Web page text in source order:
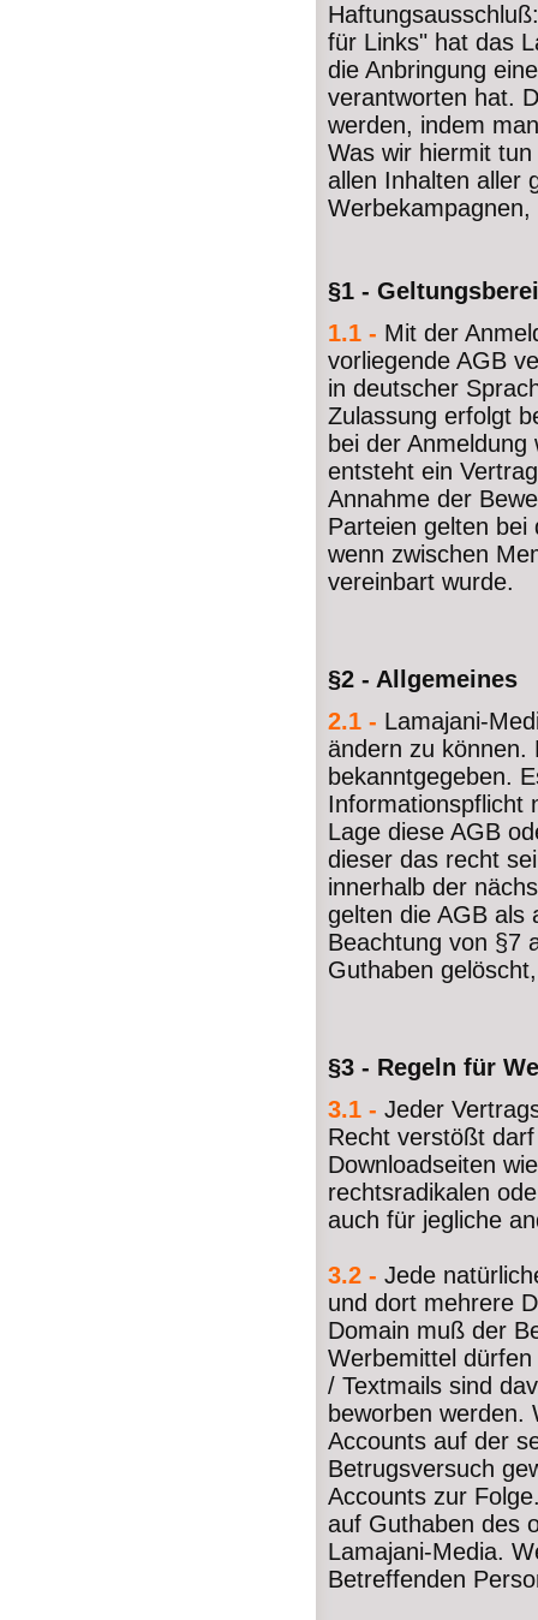
für Links" hat das
die Anbringung
verantworten hat.
werden, indem
Was wir hiermit
allen Inhalten aller
§1 -
1.1 - Mit der
vorliegende AGB
in deutscher
Zulassung erfolgt
bei der
entsteht ein
Annahme der
Parteien gelten bei
wenn zwischen
vereinbart wurde.
§2 - Allgemeines
2.1 - Lamajani-
ändern zu können.
bekanntgegeben.
Informationspflicht
Lage diese AGB
dieser das recht
innerhalb der
gelten die AGB als
Beachtung von §7
Guthaben
§3 - Regeln für
3.1 - Jeder
Recht verstößt
Downloadseiten
rechtsradikalen
auch für jegliche
3.2 - Jede
und dort mehrere
Domain muß der
Werbemittel
/ Textmails sind
beworben werden.
Accounts auf der
Betrugsversuch
Accounts zur
auf Guthaben des
Lamajani-Media.
Betreffenden